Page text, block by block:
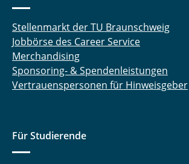
Stellenmarkt der TU Braunschweig
Jobbörse des Career Service
Merchandising
Sponsoring- & Spendenleistungen
Vertrauenspersonen für Hinweisgeber
Für Studierende